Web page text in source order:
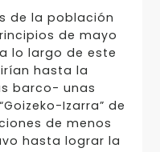
de la población
de mayo
lo largo de este
hasta la
barco- unas
Izarra” de
de menos
hasta lograr la